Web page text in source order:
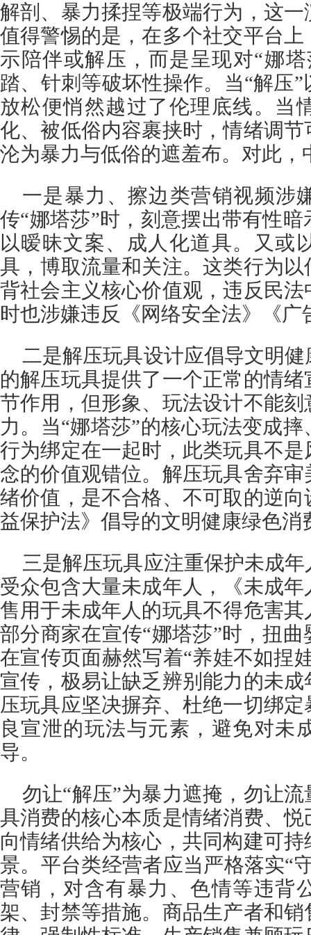
解剖、暴力揉捏等极端行为，这
值得警惕的是，在多个社交平台
示陪伴或解压，而是呈现对“娜
踏、针刺等破坏性操作。当“解压
放松便悄然越过了伦理底线。当
化、被低俗内容裹挟时，情绪调
沦为暴力与低俗的遮羞布。对此，
一是暴力、擦边类营销视频涉
传“娜塔莎”时，刻意摆出带有性
以暧昧文案、成人化道具。又或
具，博取流量和关注。这类行为
背社会主义核心价值观，违反民
时也涉嫌违反《网络安全法》《广
二是解压玩具设计应倡导文明
的解压玩具提供了一个正常的情
节作用，但形象、玩法设计不能
力。当“娜塔莎”的核心玩法变成
行为绑定在一起时，此类玩具不
念的价值观错位。解压玩具舍弃
绪价值，是不合格、不可取的逆
益保护法》倡导的文明健康绿色消
三是解压玩具应注重保护未成
受众包含大量未成年人，《未成
售用于未成年人的玩具不得危害
部分商家在宣传“娜塔莎”时，扭
在宣传页面赫然写着“养娃不如捏
宣传，极易让缺乏辨别能力的未
压玩具应坚决摒弃、杜绝一切绑
良宣泄的玩法与元素，避免对未
导。
勿让“解压”为暴力遮掩，勿让
具消费的核心本质是情绪消费、
向情绪供给为核心，共同构建可
景。平台类经营者应当严格落实“
营销，对含有暴力、色情等违背
架、封禁等措施。商品生产者和